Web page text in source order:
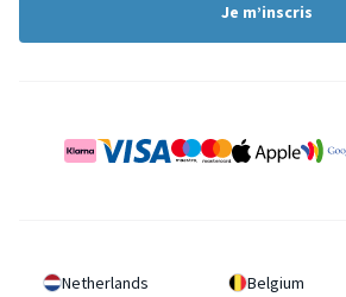
Je m’inscris
Netherlands Belgium